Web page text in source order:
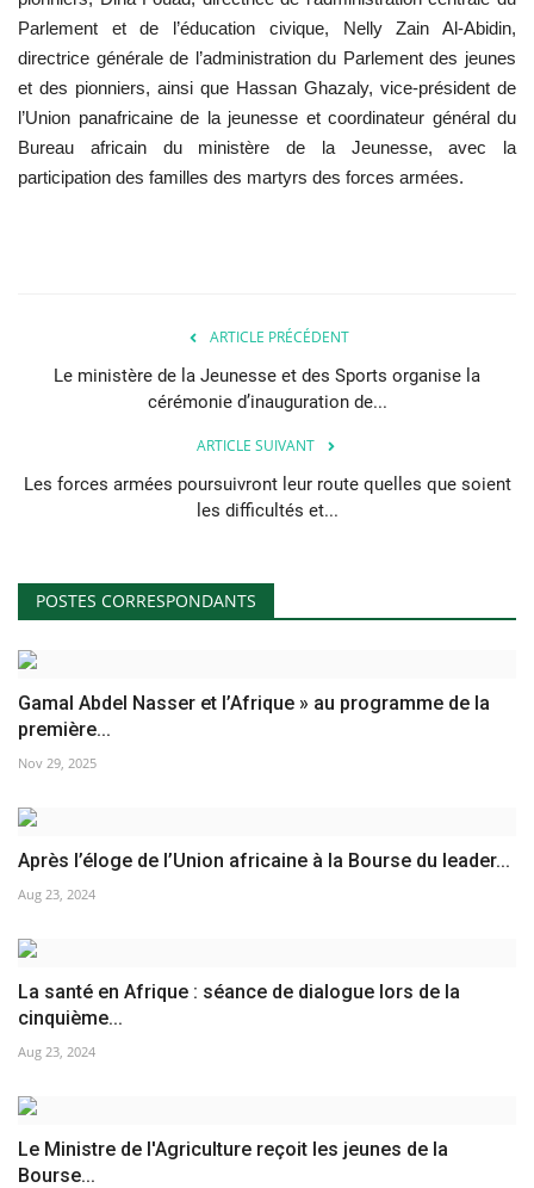
Parlement et de l’éducation civique, Nelly Zain Al-Abidin,
directrice générale de l’administration du Parlement des jeunes
et des pionniers, ainsi que Hassan Ghazaly, vice-président de
l’Union panafricaine de la jeunesse et coordinateur général du
Bureau africain du ministère de la Jeunesse, avec la
participation des familles des martyrs des forces armées.
ARTICLE PRÉCÉDENT
Le ministère de la Jeunesse et des Sports organise la
cérémonie d’inauguration de...
ARTICLE SUIVANT
Les forces armées poursuivront leur route quelles que soient
les difficultés et...
POSTES CORRESPONDANTS
Gamal Abdel Nasser et l’Afrique » au programme de la
première...
Nov 29, 2025
Après l’éloge de l’Union africaine à la Bourse du leader...
Aug 23, 2024
La santé en Afrique : séance de dialogue lors de la
cinquième...
Aug 23, 2024
Le Ministre de l'Agriculture reçoit les jeunes de la
Bourse...